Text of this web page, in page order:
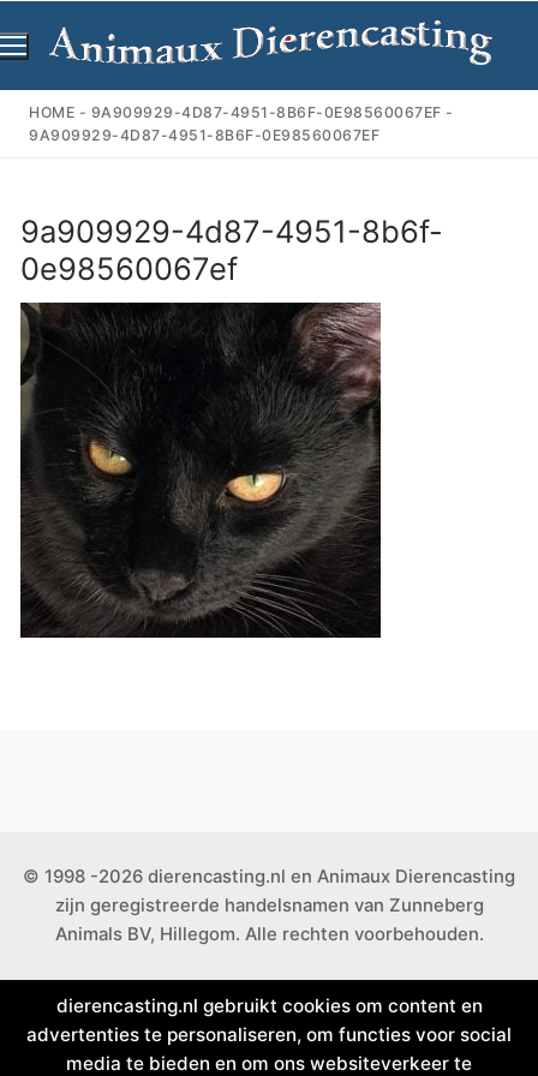
naar
inhoud
HOME - 9A909929-4D87-4951-8B6F-0E98560067EF -
9A909929-4D87-4951-8B6F-0E98560067EF
9a909929-4d87-4951-8b6f-
0e98560067ef
© 1998 -2026 dierencasting.nl en Animaux Dierencasting
zijn geregistreerde handelsnamen van Zunneberg
Animals BV, Hillegom. Alle rechten voorbehouden.
dierencasting.nl gebruikt cookies om content en
advertenties te personaliseren, om functies voor social
media te bieden en om ons websiteverkeer te